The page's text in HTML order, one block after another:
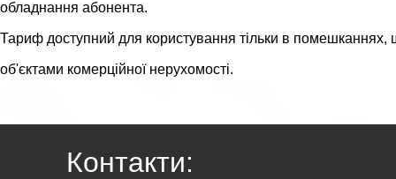
обладнання абонента.
Тариф доступний для користування тільки в
об'єктами комерційної нерухомості.
Контакти: